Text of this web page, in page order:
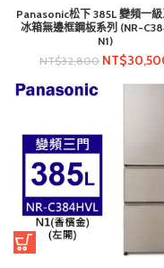
Panasonic松下 385L 變頻一
冰箱無邊框鋼板系列 (NR-
N1)
NT$32,800 NT$